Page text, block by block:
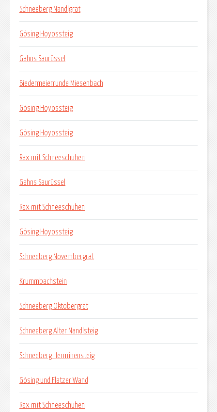
Schneeberg Nandlgrat
Gösing Hoyossteig
Gahns Saurüssel
Biedermeierrunde Miesenbach
Gösing Hoyossteig
Gösing Hoyossteig
Rax mit Schneeschuhen
Gahns Saurüssel
Rax mit Schneeschuhen
Gösing Hoyossteig
Schneeberg Novembergrat
Krummbachstein
Schneeberg Oktobergrat
Schneeberg Alter Nandlsteig
Schneeberg Herminensteig
Gösing und Flatzer Wand
Rax mit Schneeschuhen